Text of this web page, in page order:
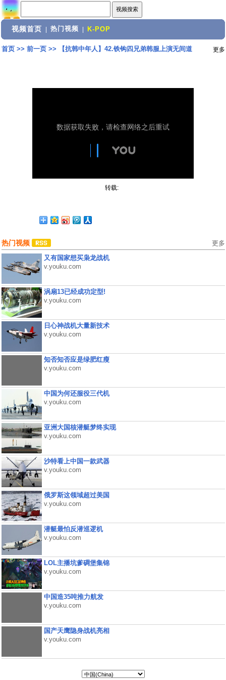
视频首页 热门视频 K-POP
首页>> 前一页>> 【抗韩中年人】42.铁钩四兄弟韩服上演无间道 更多
转载:
热门视频 更多
又有国家想买枭龙战机
v.youku.com
涡扇13已经成功定型!
v.youku.com
日心神战机大量新技术
v.youku.com
知否知否应是绿肥红瘦
v.youku.com
中国为何还服役三代机
v.youku.com
亚洲大国核潜艇梦终实现
v.youku.com
沙特看上中国一款武器
v.youku.com
俄罗斯这领域超过美国
v.youku.com
潜艇最怕反潜巡逻机
v.youku.com
LOL主播坑爹碉堡集锦
v.youku.com
中国造35吨推力航发
v.youku.com
国产天鹰隐身战机亮相
v.youku.com